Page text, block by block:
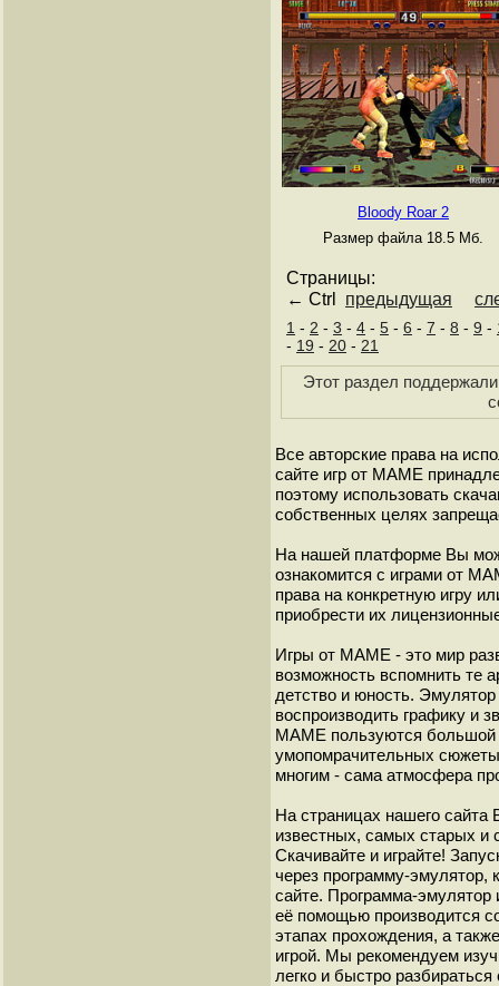
Bloody Roar 2
Размер файла 18.5 Мб.
Страницы:
← Ctrl предыдущая
1 - 2 - 3 - 4 - 5 - 6 - 7 - 8 - 9 -
- 19 - 20 - 21
Этот раздел
Все авторские права на
сайте игр от МАМЕ
поэтому использовать
собственных целях
На нашей платформе Вы
ознакомится с играми от
права на конкретную игру
приобрести их
Игры от МАМЕ - это мир
возможность вспомнить те
детство и юность.
воспроизводить графику и
МАМЕ пользуются большой
умопомрачительных
многим - сама атмосфера
На страницах нашего
известных, самых старых
Скачивайте и играйте!
через программу-эмулятор,
сайте. Программа-
её помощью производится
этапах прохождения, а
игрой. Мы рекомендуем
легко и быстро